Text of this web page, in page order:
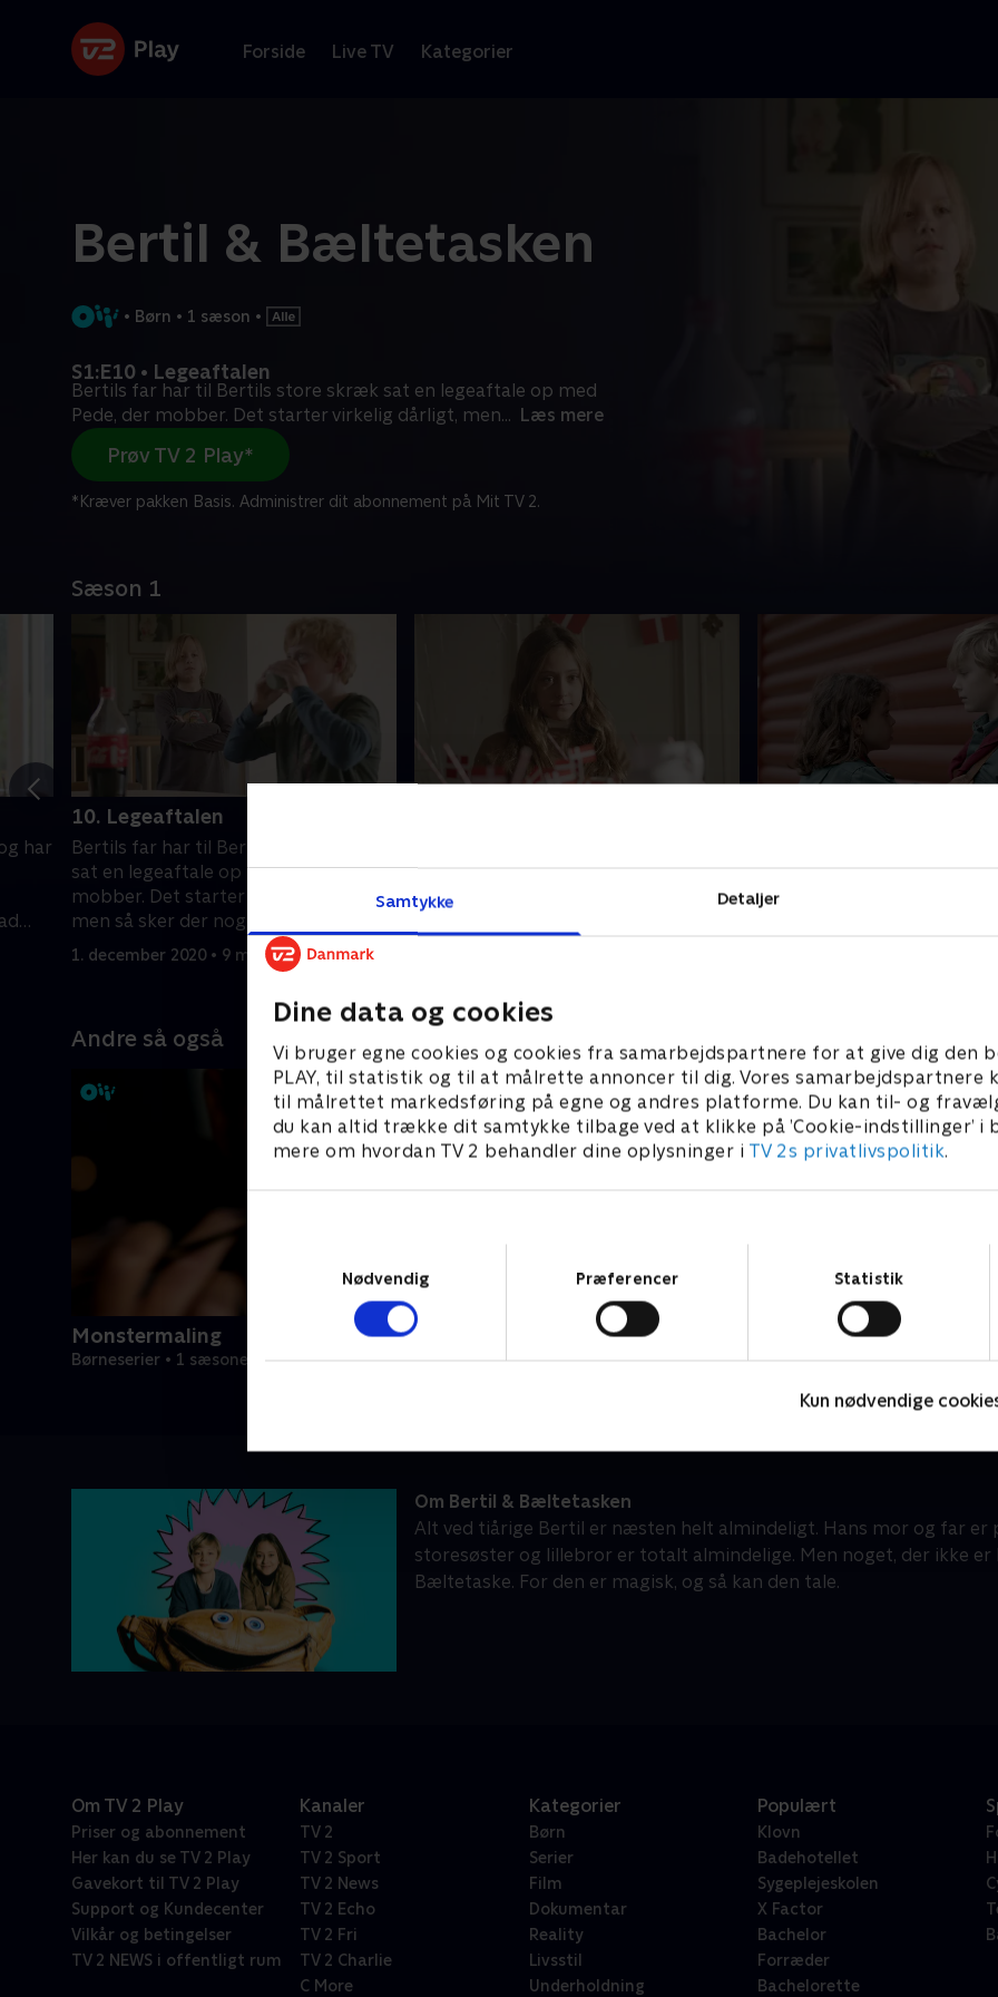
Samtykke Detaljer
Dine data og cookies
Vi bruger egne cookies og cookies fra samarbejdspartnere for at give dig den
PLAY, til statistik og til at målrette annoncer til dig. Vores samarbejdspartnere
til målrettet markedsføring på egne og andres platforme. Du kan til- og
du kan altid trække dit samtykke tilbage ved at klikke på ’Cookie-indstillinger’ i
mere om hvordan TV 2 behandler dine oplysninger i TV 2s privatlivspolitik.
Nødvendig
Præferencer Statistik
Kun nødvendige
Forside Live TV Kategorier
Bertil & Bæltetasken
• Børn • 1 sæson •
S1:E10 • Legeaftalen
Bertils far har til Bertils store skræk sat en legeaftale op med
Pede, der mobber. Det starter virkelig dårligt, men... Læs mere
Prøv TV 2 Play*
*Kræver pakken Basis. Administrer dit abonnement på Mit TV 2.
Sæson 1
har
10. Legeaftalen
Bertils far har til Bertils store skræk
sat en legeaftale op med Pede, der
mobber. Det starter virkelig dårligt,
men så sker der noget overraskende
for de to!
1. december 2020 • 9 min
gerne give hende en gave. Men det er
ikke helt nemt at finde en - og særligt
går til spejder. Og det går
Andre så også
Monstermaling
Børneserier • 1 sæsoner
Spørg bæltetasken
Om Bertil & Bæltetasken
Alt ved tiårige Bertil er næsten helt almindeligt. Hans mor og far er
storesøster og lillebror er totalt almindelige. Men noget, der ikke
Bæltetaske. For den er magisk, og så kan den tale.
Om TV 2 Play
Priser og abonnement
Her kan du se TV 2 Play
Gavekort til TV 2 Play
Support og Kundecenter
Vilkår og betingelser
TV 2 NEWS i offentligt rum
Kanaler
TV 2
TV 2 Sport
TV 2 News
TV 2 Echo
TV 2 Fri
TV 2 Charlie
C More
Kategorier
Børn
Serier
Film
Dokumentar
Reality
Livsstil
Underholdning
Populært
Klovn
Badehotellet
Sygeplejeskolen
X Factor
Bachelor
Forræder
Bachelorette